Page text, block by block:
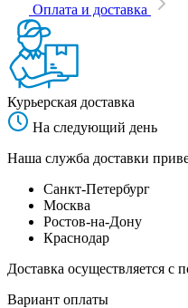
Оплата и доставка
Курьерская доставка
На следующий день
Наша служба доставки
Санкт-Петербург
Москва
Ростов-на-Дону
Краснодар
Доставка осуществляется с
Вариант оплаты